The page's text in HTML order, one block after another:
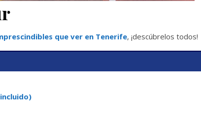
que ver en Tenerife, ¡descúbrelos todos!